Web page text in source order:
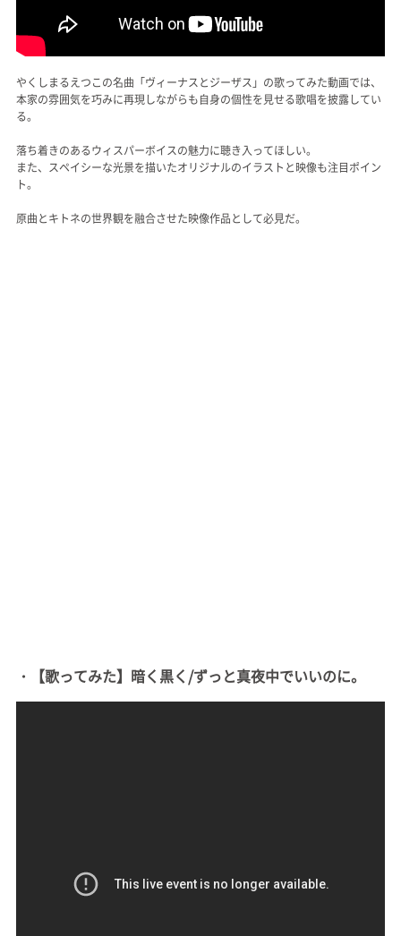
やくしまるえつこの名曲「ヴィーナスとジーザス」の歌ってみた動画では、
本家の雰囲気を巧みに再現しながらも自身の個性を見せる歌唱を披露してい
る。
落ち着きのあるウィスパーボイスの魅力に聴き入ってほしい。
また、スペイシーな光景を描いたオリジナルのイラストと映像も注目ポイン
ト。
原曲とキトネの世界観を融合させた映像作品として必見だ。
・【歌ってみた】暗く黒く/ずっと真夜中でいいのに。